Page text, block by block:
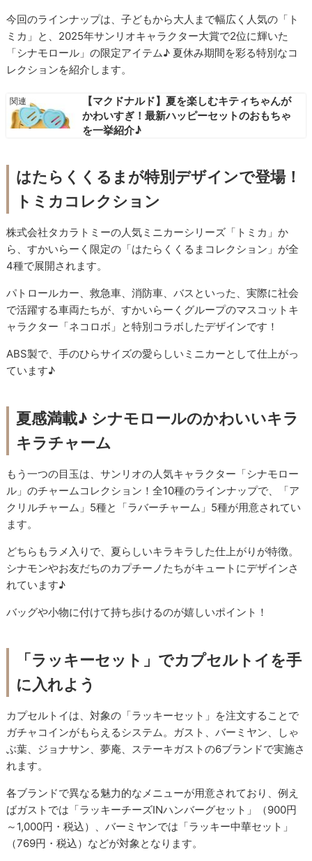
今回のラインナップは、子どもから大人まで幅広く人気の「ト
ミカ」と、2025年サンリオキャラクター大賞で2位に輝いた
「シナモロール」の限定アイテム♪ 夏休み期間を彩る特別なコ
レクションを紹介します。
【マクドナルド】夏を楽しむキティちゃんが
かわいすぎ！最新ハッピーセットのおもちゃ
を一挙紹介♪
はたらくくるまが特別デザインで登場！
トミカコレクション
株式会社タカラトミーの人気ミニカーシリーズ「トミカ」か
ら、すかいらーく限定の「はたらくくるまコレクション」が全
4種で展開されます。
パトロールカー、救急車、消防車、バスといった、実際に社会
で活躍する車両たちが、すかいらーくグループのマスコットキ
ャラクター「ネコロボ」と特別コラボしたデザインです！
ABS製で、手のひらサイズの愛らしいミニカーとして仕上がっ
ています♪
夏感満載♪ シナモロールのかわいいキラ
キラチャーム
もう一つの目玉は、サンリオの人気キャラクター「シナモロー
ル」のチャームコレクション！全10種のラインナップで、「ア
クリルチャーム」5種と「ラバーチャーム」5種が用意されてい
ます。
どちらもラメ入りで、夏らしいキラキラした仕上がりが特徴。
シナモンやお友だちのカプチーノたちがキュートにデザインさ
れています♪
バッグや小物に付けて持ち歩けるのが嬉しいポイント！
「ラッキーセット」でカプセルトイを手
に入れよう
カプセルトイは、対象の「ラッキーセット」を注文することで
ガチャコインがもらえるシステム。ガスト、バーミヤン、しゃ
ぶ葉、ジョナサン、夢庵、ステーキガストの6ブランドで実施さ
れます。
各ブランドで異なる魅力的なメニューが用意されており、例え
ばガストでは「ラッキーチーズINハンバーグセット」（900円
～1,000円・税込）、バーミヤンでは「ラッキー中華セット」
（769円・税込）などが対象となります。